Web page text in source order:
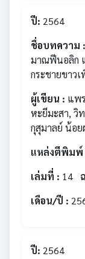
ปี: 2564
ชื่อบทความ :
มาณฟีนอลิก
กระชายขาว
ผู้เขียน : แพ
หะยีมะสา, วิ
กุสุมาลย์ น้อย
แหล่งตีพิมพ์
เล่มที่ : 14
เดือน/ปี :
ปี: 2564